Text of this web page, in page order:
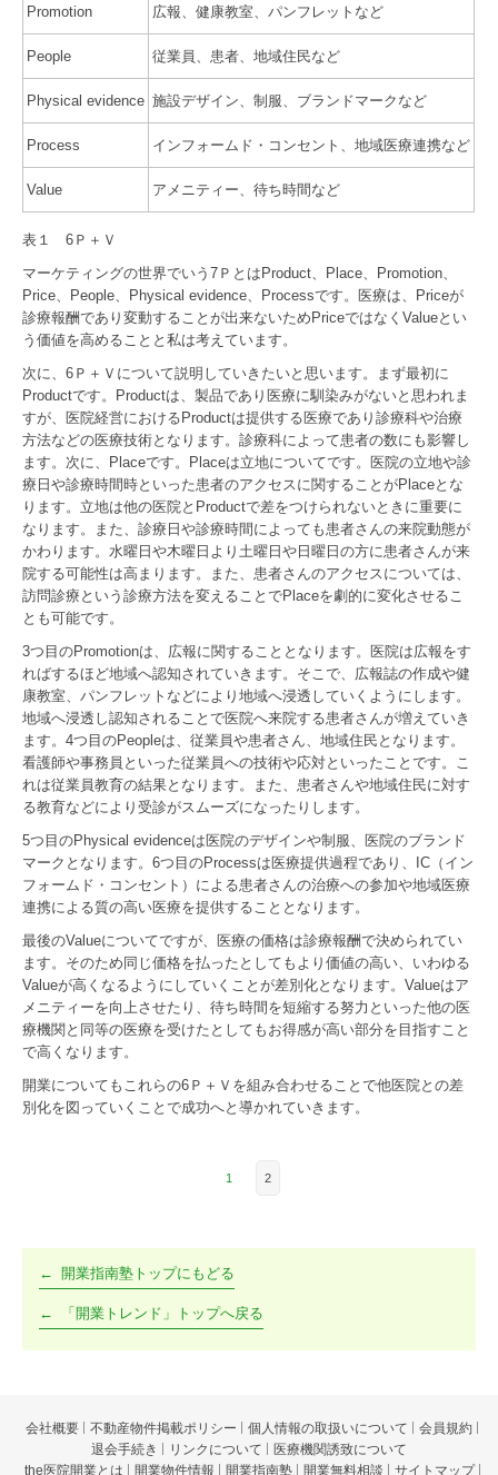
Promotion 広報、健康教室、パンフレットなど
People 従業員、患者、地域住民など
Physical evidence 施設デザイン、制服、ブランドマークなど
Process インフォームド・コンセント、地域医療連携など
Value アメニティー、待ち時間など
表１ 6Ｐ＋Ｖ
マーケティングの世界でいう7ＰとはProduct、Place、Promotion、
Price、People、Physical evidence、Processです。医療は、Priceが
診療報酬であり変動することが出来ないためPriceではなくValueとい
う価値を高めることと私は考えています。
次に、6Ｐ＋Ｖについて説明していきたいと思います。まず最初に
Productです。Productは、製品であり医療に馴染みがないと思われま
すが、医院経営におけるProductは提供する医療であり診療科や治療
方法などの医療技術となります。診療科によって患者の数にも影響し
ます。次に、Placeです。Placeは立地についてです。医院の立地や診
療日や診療時間時といった患者のアクセスに関することがPlaceとな
ります。立地は他の医院とProductで差をつけられないときに重要に
なります。また、診療日や診療時間によっても患者さんの来院動態が
かわります。水曜日や木曜日より土曜日や日曜日の方に患者さんが来
院する可能性は高まります。また、患者さんのアクセスについては、
訪問診療という診療方法を変えることでPlaceを劇的に変化させるこ
とも可能です。
3つ目のPromotionは、広報に関することとなります。医院は広報をす
ればするほど地域へ認知されていきます。そこで、広報誌の作成や健
康教室、パンフレットなどにより地域へ浸透していくようにします。
地域へ浸透し認知されることで医院へ来院する患者さんが増えていき
ます。4つ目のPeopleは、従業員や患者さん、地域住民となります。
看護師や事務員といった従業員への技術や応対といったことです。こ
れは従業員教育の結果となります。また、患者さんや地域住民に対す
る教育などにより受診がスムーズになったりします。
5つ目のPhysical evidenceは医院のデザインや制服、医院のブランド
マークとなります。6つ目のProcessは医療提供過程であり、IC（イン
フォームド・コンセント）による患者さんの治療への参加や地域医療
連携による質の高い医療を提供することとなります。
最後のValueについてですが、医療の価格は診療報酬で決められてい
ます。そのため同じ価格を払ったとしてもより価値の高い、いわゆる
Valueが高くなるようにしていくことが差別化となります。Valueはア
メニティーを向上させたり、待ち時間を短縮する努力といった他の医
療機関と同等の医療を受けたとしてもお得感が高い部分を目指すこと
で高くなります。
開業についてもこれらの6Ｐ＋Ｖを組み合わせることで他医院との差
別化を図っていくことで成功へと導かれていきます。
1 2
開業指南塾トップにもどる
「開業トレンド」トップへ戻る
会社概要 不動産物件掲載ポリシー 個人情報の取扱いについて
会員規約
退会手続き
リンクについて
医療機関誘致について
the医院開業とは
開業物件情報 開業指南塾 開業無料相談 サイトマップ